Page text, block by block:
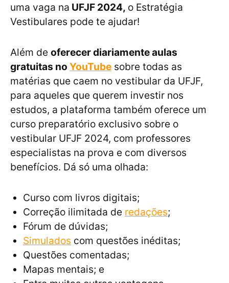
uma vaga na UFJF 2024, o Estratégia
Vestibulares pode te ajudar!
Além de oferecer diariamente aulas
gratuitas no YouTube sobre todas as
matérias que caem no vestibular da UFJF,
para aqueles que querem investir nos
estudos, a plataforma também oferece um
curso preparatório exclusivo sobre o
vestibular UFJF 2024, com professores
especialistas na prova e com diversos
benefícios. Dá só uma olhada:
Curso com livros digitais;
Correção ilimitada de redações;
Fórum de dúvidas;
Simulados com questões inéditas;
Questões comentadas;
Mapas mentais; e